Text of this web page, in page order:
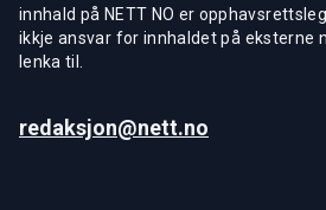
innhald på NETT NO er
ikkje ansvar for innhaldet på eksterne
lenka til.
redaksjon@nett.no